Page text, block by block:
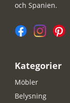
och Spanien.
Kategorier
Möbler
Belysning